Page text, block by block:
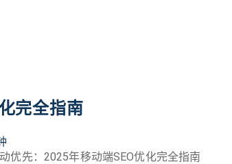
完全指南
优先：2025年移动端SEO优化完全指南